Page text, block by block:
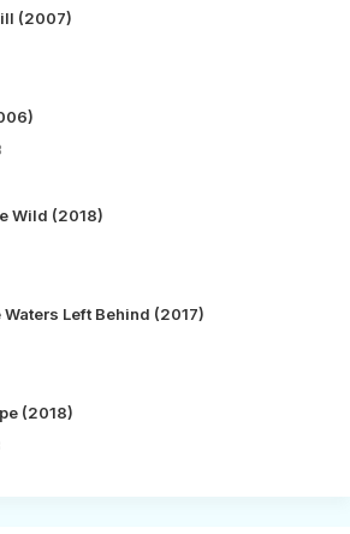
(2007)
Wild (2018)
Waters Left Behind (2017)
(2018)